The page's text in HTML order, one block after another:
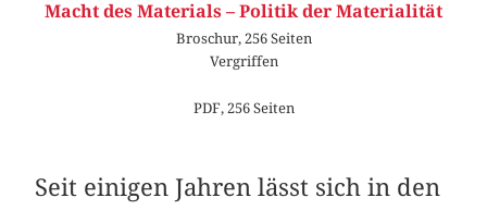
Macht des Materials – Politik der Materialität
Broschur, 256 Seiten
Vergriffen
PDF, 256 Seiten
Seit einigen Jahren lässt sich in den